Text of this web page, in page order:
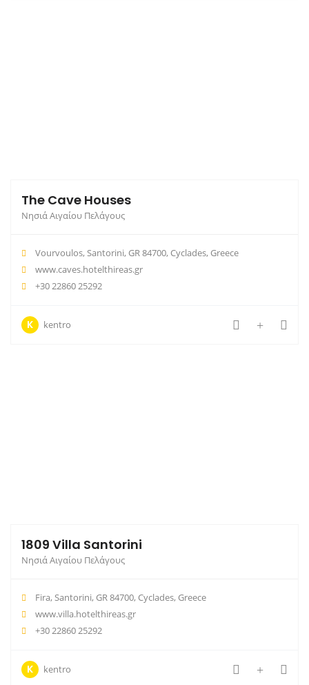
The Cave Houses
Νησιά Αιγαίου Πελάγους
Vourvoulos, Santorini, GR 84700, Cyclades, Greece
www.caves.hotelthireas.gr
+30 22860 25292
K kentro
1809 Villa Santorini
Νησιά Αιγαίου Πελάγους
Fira, Santorini, GR 84700, Cyclades, Greece
www.villa.hotelthireas.gr
+30 22860 25292
K kentro